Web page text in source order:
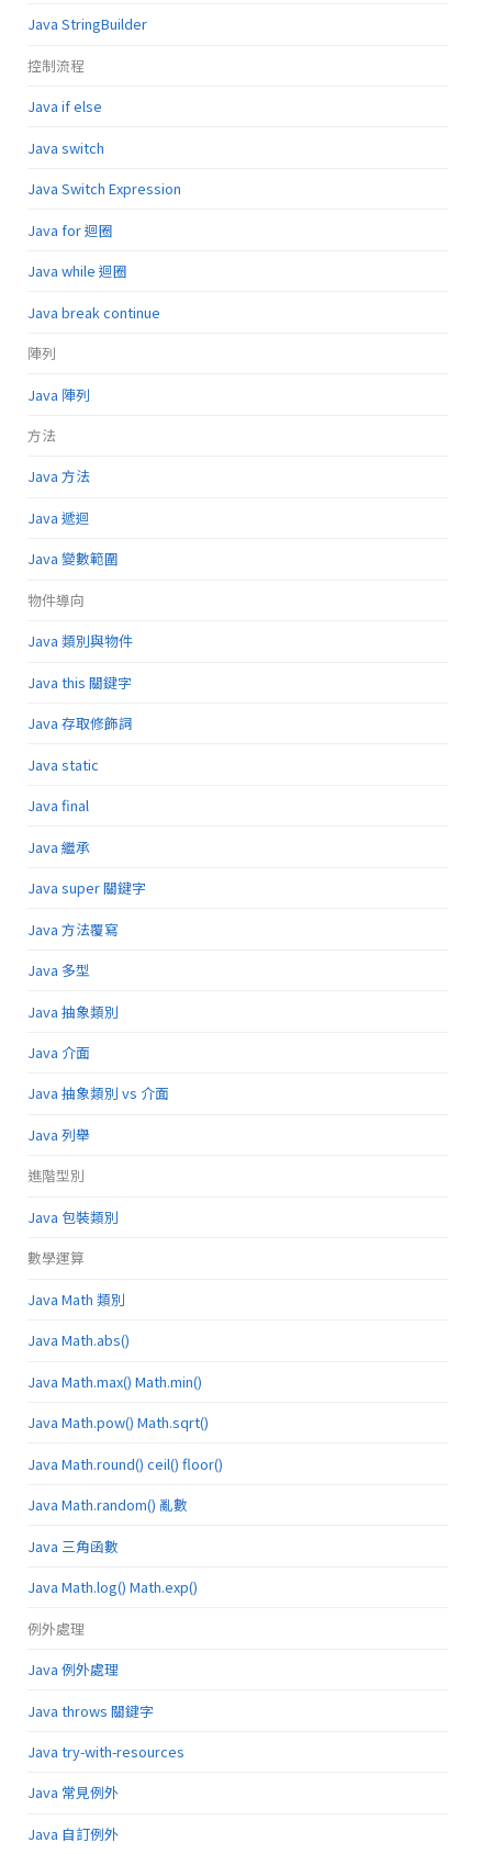
Java StringBuilder
控制流程
Java if else
Java switch
Java Switch Expression
Java for 迴圈
Java while 迴圈
Java break continue
陣列
Java 陣列
方法
Java 方法
Java 遞迴
Java 變數範圍
物件導向
Java 類別與物件
Java this 關鍵字
Java 存取修飾詞
Java static
Java final
Java 繼承
Java super 關鍵字
Java 方法覆寫
Java 多型
Java 抽象類別
Java 介面
Java 抽象類別 vs 介面
Java 列舉
進階型別
Java 包裝類別
數學運算
Java Math 類別
Java Math.abs()
Java Math.max() Math.min()
Java Math.pow() Math.sqrt()
Java Math.round() ceil() floor()
Java Math.random() 亂數
Java 三角函數
Java Math.log() Math.exp()
例外處理
Java 例外處理
Java throws 關鍵字
Java try-with-resources
Java 常見例外
Java 自訂例外